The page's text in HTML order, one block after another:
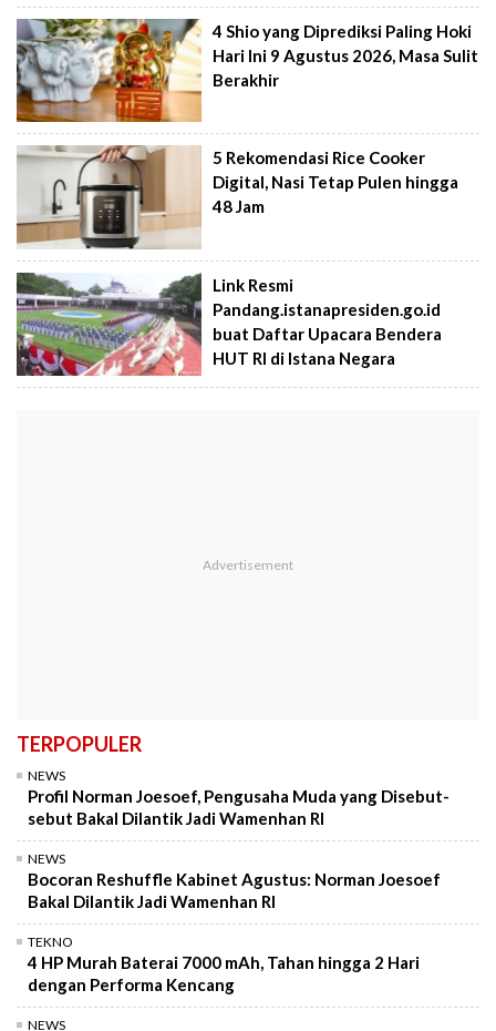
4 Shio yang Diprediksi Paling Hoki
Hari Ini 9 Agustus 2026, Masa Sulit
Berakhir
5 Rekomendasi Rice Cooker
Digital, Nasi Tetap Pulen hingga
48 Jam
Link Resmi
Pandang.istanapresiden.go.id
buat Daftar Upacara Bendera
HUT RI di Istana Negara
TERPOPULER
NEWS
Profil Norman Joesoef, Pengusaha Muda yang Disebut-
sebut Bakal Dilantik Jadi Wamenhan RI
NEWS
Bocoran Reshuffle Kabinet Agustus: Norman Joesoef
Bakal Dilantik Jadi Wamenhan RI
TEKNO
4 HP Murah Baterai 7000 mAh, Tahan hingga 2 Hari
dengan Performa Kencang
NEWS